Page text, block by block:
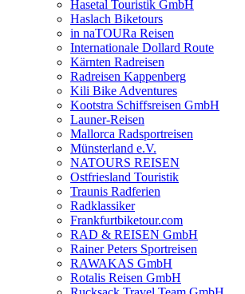
Hasetal Touristik GmbH
Haslach Biketours
in naTOURa Reisen
Internationale Dollard Route
Kärnten Radreisen
Radreisen Kappenberg
Kili Bike Adventures
Kootstra Schiffsreisen GmbH
Launer-Reisen
Mallorca Radsportreisen
Münsterland e.V.
NATOURS REISEN
Ostfriesland Touristik
Traunis Radferien
Radklassiker
Frankfurtbiketour.com
RAD & REISEN GmbH
Rainer Peters Sportreisen
RAWAKAS GmbH
Rotalis Reisen GmbH